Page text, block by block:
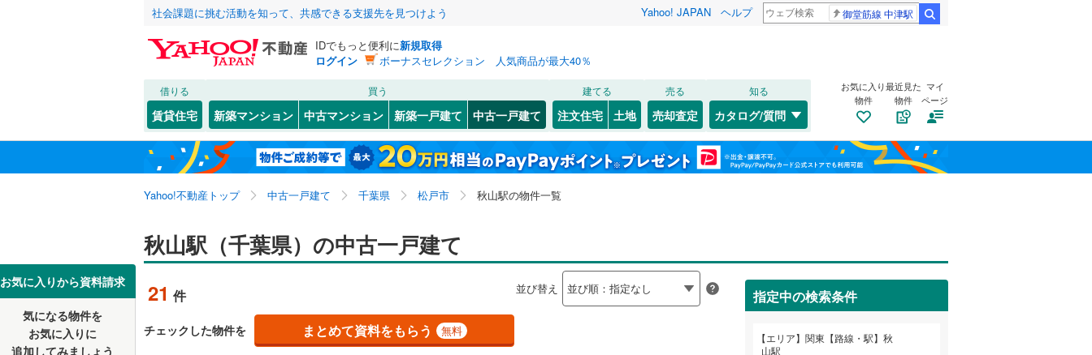
社会課題に挑む活動を知って、共感できる支援先を見つけよう Yahoo! JAPAN ヘルプ 御堂筋線 中津駅
IDでもっと便利に新規取得
ログイン
ボーナスセレクション 人気商品が最大40％
借りる
賃貸住宅
買う
新築マンション 中古マンション 新築一戸建て 中古一戸建て
建てる
注文住宅 土地
売る
売却査定
知る
カタログ/質問
お気に入り
物件
最近見た
物件
マイ
ページ
Yahoo!不動産トップ 中古一戸建て 千葉県 松戸市 秋山駅の物件一覧
お気に入りから資料請求
気になる物件を
お気に入りに
追加してみましょう
秋山駅（千葉県）の中古一戸建て
21 件 並び替え
チェックした物件を まとめて資料をもらう 無料
指定中の検索条件
エリア
関東【路線・駅】秋
山駅
北海道 北海道
東北 青森 岩手 宮城 秋田 山形 福島
関東 東京 神奈川 埼玉 千葉
信越・北陸 新潟 長野
三重
近畿 大阪 兵庫
JR 東北本線(726) 常磐線(521) 水郡線(99)
川越線(306) 高崎線(684) 上越線(131
吾妻線(27) 両毛線(344) 水戸線(91)
日光線 ( 121) 烏山線
926)
内房線(328)
鹿島線(10) 久留里線(102)
東金線(128) 山手線 (207)
(10) (19) (24) (21) (12) (4) (8) 新鎌ケ谷 (22) (15) (8)
千葉ニュータウン中央
19
印西牧の原
(26)
( )
こだわり条件 リフォーム、リノベーション
リノベーション・リフォーム
（9）
築古・築30年以上（5）
設備
床暖房（2）
駐車場2台以上（5） ビルトインガレージ（0） 太陽光発電システム（2）
（12）
防犯カメラ（ 0）
検索条件を保存しました
この検索条件の新着物件通知は、 マイページから設定できます。
関東、秋山駅
検索条件を保存する
マイページ
お気に入りリストを見る
閉じる
お気に入りリストを見る
閉じる